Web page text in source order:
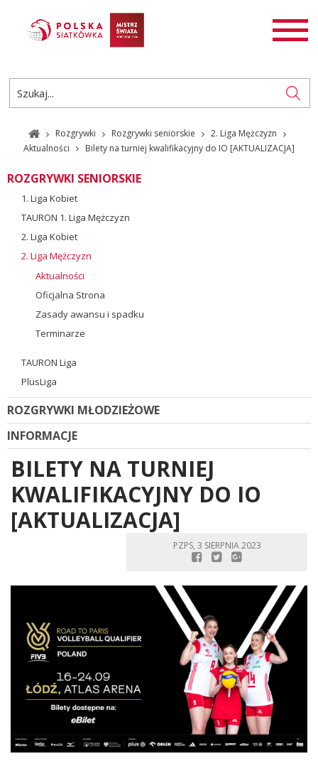
AKTUALNOŚCI
ROZGRYWKI
PL
EN
Rozgrywki Rozgrywki seniorskie
2. Liga Mężczyzn
Aktualności
Bilety na turniej kwalifikacyjny do IO [AKTUALIZACJA]
ROZGRYWKI SENIORSKIE
1. Liga Kobiet
TAURON 1. Liga Mężczyzn
2. Liga Kobiet
2. Liga Mężczyzn
Aktualności
Oficjalna Strona
Zasady awansu i spadku
Terminarze
TAURON Liga
PlusLiga
ROZGRYWKI MŁODZIEŻOWE
INFORMACJE
BILETY NA TURNIEJ
KWALIFIKACYJNY DO IO
[AKTUALIZACJA]
PZPS, 3 SIERPNIA 2023